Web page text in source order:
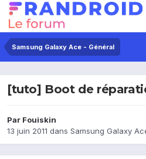
Samsung Galaxy Ace - Général
[tuto] Boot de
Par Fouiskin
13 juin 2011 dans Samsung Galaxy